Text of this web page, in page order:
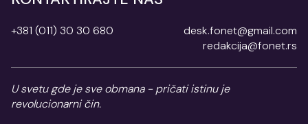
+381 (011) 30 30 680
desk.fonet@gmail.com
redakcija@fonet.rs
U svetu gde je sve obmana - pričati istinu je
revolucionarni čin.